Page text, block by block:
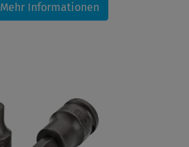
Mehr Informationen